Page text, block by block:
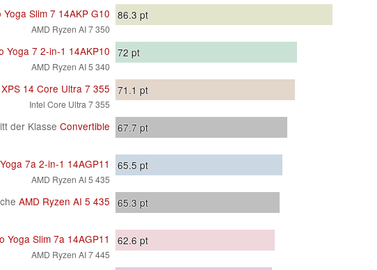
Yoga Slim 7 14AKP G10
AMD Ryzen AI 7 350
86.3 pt
Yoga 7 2-in-1 14AKP10
AMD Ryzen AI 5 340
72 pt
14 Core Ultra 7 355
Intel Core Ultra 7 355
71.1 pt
der Klasse Convertible 67.7 pt
7a 2-in-1 14AGP11
AMD Ryzen AI 5 435
65.5 pt
AMD Ryzen AI 5 435 65.3 pt
Yoga Slim 7a 14AGP11
AMD Ryzen AI 7 445
62.6 pt